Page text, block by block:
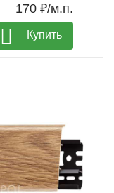
170 ₽/м.п.
Купить